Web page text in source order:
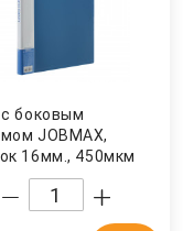
боковым
JOBMAX,
16мм., 450мкм
до 120 лист.,